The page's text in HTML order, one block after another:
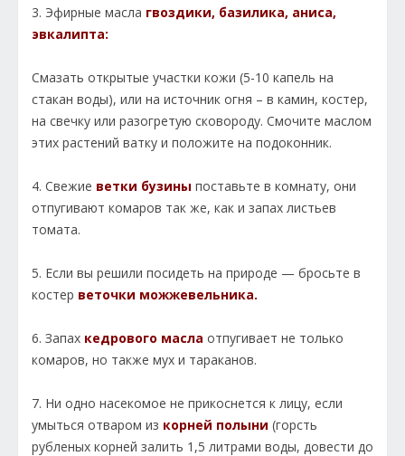
3. Эфирные масла гвоздики, базилика, аниса,
эвкалипта:
Смазать открытые участки кожи (5-10 капель на
стакан воды), или на источник огня – в камин, костер,
на свечку или разогретую сковороду. Смочите маслом
этих растений ватку и положите на подоконник.
4. Свежие ветки бузины поставьте в комнату, они
отпугивают комаров так же, как и запах листьев
томата.
5. Если вы решили посидеть на природе — бросьте в
костер веточки можжевельника.
6. Запах кедрового масла отпугивает не только
комаров, но также мух и тараканов.
7. Ни одно насекомое не прикоснется к лицу, если
умыться отваром из корней полыни (горсть
рубленых корней залить 1,5 литрами воды, довести до